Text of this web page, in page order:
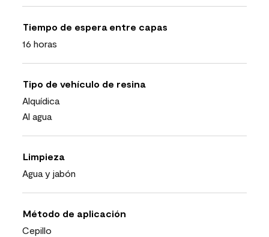
Tiempo de espera entre capas
16 horas
Tipo de vehículo de resina
Alquídica
Al agua
Limpieza
Agua y jabón
Método de aplicación
Cepillo